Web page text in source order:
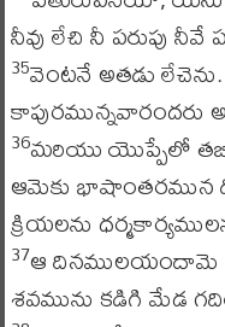
నీవు లేచి నీ పరుపు
35వెంటనే అతడు
కాపురమున్నవారందరు
36మరియు యొప్పేలో తబితా
ఆమెకు భాషాంతరమున
క్రియలను
37ఆ
శవమును కడిగి మేడ